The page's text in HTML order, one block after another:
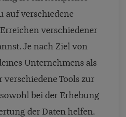
auf verschiedene
verschiedener
Je nach Ziel von
Unternehmens als
verschiedene Tools zur
bei der Erhebung
der Daten helfen.